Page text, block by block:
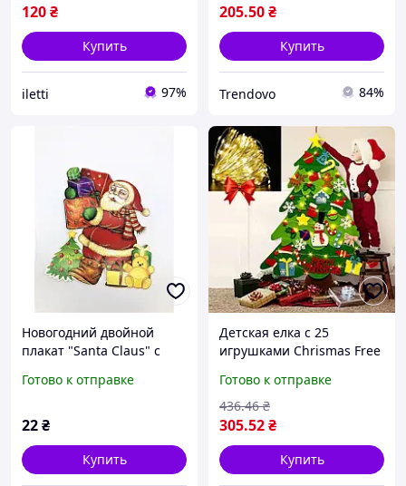
№553118
120₴
Купить
iletti 97%
декор
205.50₴
Купить
Trendovo 84%
Новогодний двойной
плакат "Santa Claus" с
см) праздничный декор
Готово к отправке
22₴
Купить
Детская елка с 25
игрушками Chrismas Free
Xmas / Новогодняя елка
для детей
Готово к отправке
305.52₴
436.46 ₴
Купить